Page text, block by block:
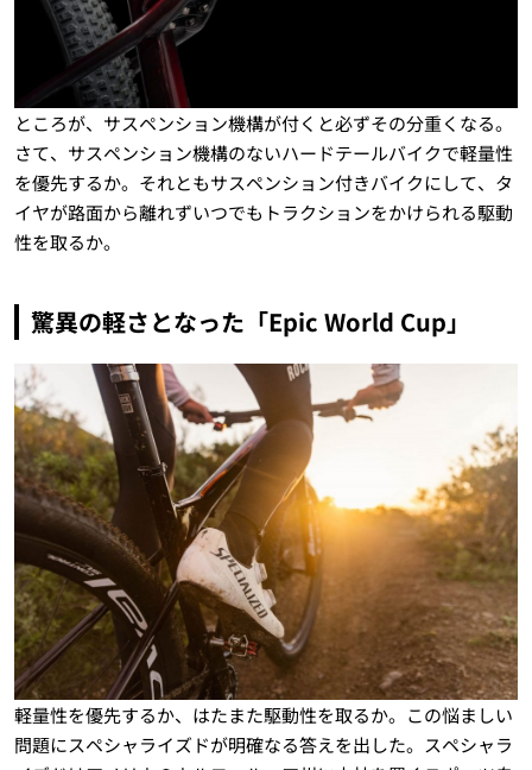
ところが、サスペンション機構が付くと必ずその分重くなる。
さて、サスペンション機構のないハードテールバイクで軽量性
を優先するか。それともサスペンション付きバイクにして、タ
イヤが路面から離れずいつでもトラクションをかけられる駆動
性を取るか。
驚異の軽さとなった「Epic World Cup」
軽量性を優先するか、はたまた駆動性を取るか。この悩ましい
問題にスペシャライズドが明確なる答えを出した。スペシャラ